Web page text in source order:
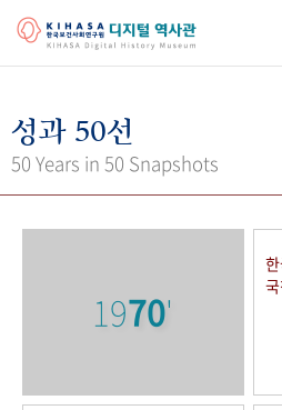
걸어온 길 기관 변천사
키워드로 보는 연구
사진 아카이브 문서 기록물 행
성과 50선
50 Years in 50 Snapshots
1970'